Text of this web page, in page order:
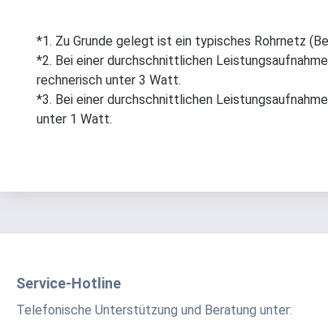
*1. Zu Grunde gelegt ist ein typisches Rohrnetz
*2. Bei einer durchschnittlichen
rechnerisch unter 3 Watt.
*3. Bei einer durchschnittlichen
unter 1 Watt.
Service-Hotline
Telefonische Unterstützung und Beratung unter: